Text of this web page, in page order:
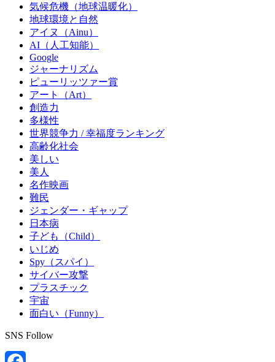
気候危機（地球温暖化）
地球環境と自然
アイヌ（Ainu）
AI（人工知能）
Google
ジャーナリズム
ピューリッツァー賞
アート（Art）
創造力
多様性
世界競争力 / 幸福度ランキング
高齢化社会
美しい
美人
名作映画
難民
ジェンダー・ギャップ
日本病
子ども（Child）
いじめ
Spy（スパイ）
サイバー攻撃
プラスチック
宇宙
面白い（Funny）
SNS Follow